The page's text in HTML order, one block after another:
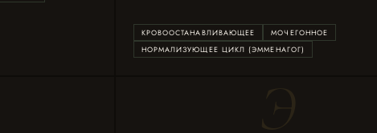
КРОВООСТАНАВЛИВАЮЩЕЕ
МОЧЕГОННОЕ
НОРМАЛИЗУЮЩЕЕ ЦИКЛ (ЭММЕНАГОГ)